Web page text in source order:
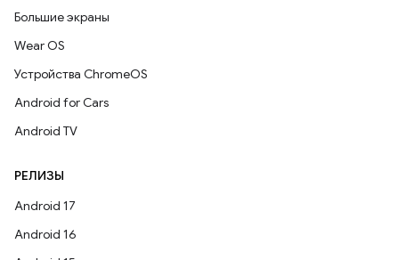
Большие экраны
Wear OS
Устройства ChromeOS
Android for Cars
Android TV
РЕЛИЗЫ
Android 17
Android 16